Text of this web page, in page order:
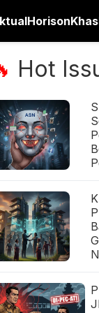
HorisonKhas
Hot